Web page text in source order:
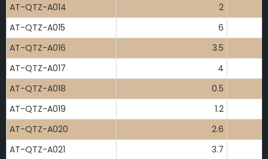
AT-QTZ-A014
2
AT-QTZ-A015
6
AT-QTZ-A016
3.5
AT-QTZ-A017
4
AT-QTZ-A018
0.5
AT-QTZ-A019
1.2
AT-QTZ-A020
2.6
AT-QTZ-A021
3.7